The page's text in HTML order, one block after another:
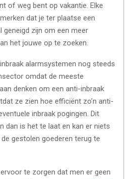
of weg bent op vakantie. Elke
dat je ter plaatse een
zijn om een meer
het jouwe op te zoeken.
alarmsystemen nog steeds
omdat de meeste
denken om een anti-inbraak
ze zien hoe efficiënt zo’n anti-
inbraak pogingen. Dit
dan is het te laat en kan er niets
gestolen goederen terug te
te zorgen dat men er geen